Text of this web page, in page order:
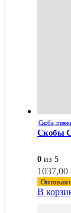
Скоба,
Скобы
0 из 5
1037,00
Оптовая
В